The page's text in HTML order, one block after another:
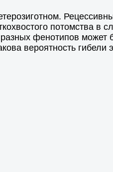
потомства в
фенотипов может
вероятность